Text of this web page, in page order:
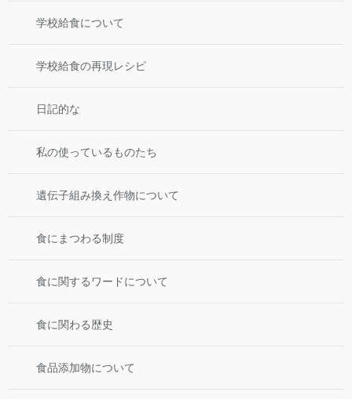
学校給食について
学校給食の再現レシピ
日記的な
私の使っているものたち
遺伝子組み換え作物について
食にまつわる制度
食に関するワードについて
食に関わる歴史
食品添加物について